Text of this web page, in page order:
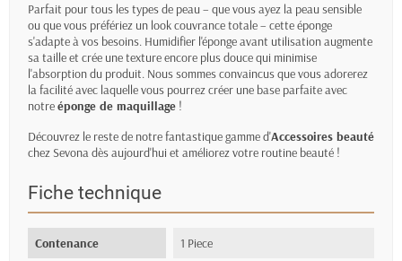
Parfait pour tous les types de peau – que vous ayez la peau sensible
ou que vous préfériez un look couvrance totale – cette éponge
s'adapte à vos besoins. Humidifier l'éponge avant utilisation augmente
sa taille et crée une texture encore plus douce qui minimise
l'absorption du produit. Nous sommes convaincus que vous adorerez
la facilité avec laquelle vous pourrez créer une base parfaite avec
notreéponge de maquillage !
Découvrez le reste de notre fantastique gamme d'Accessoires beauté
chez Sevona dès aujourd'hui et améliorez votre routine beauté !
Fiche technique
Contenance 1 Piece